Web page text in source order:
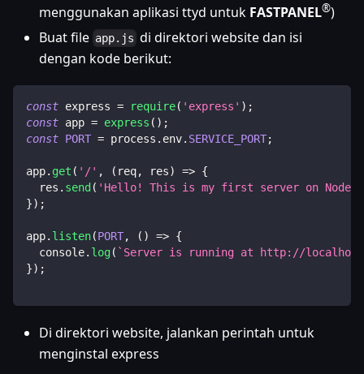
menggunakan aplikasi ttyd untuk FASTPANEL®)
Buat file app.js di direktori website dan isi
dengan kode berikut:
const express = require( 'express' ) ;
const app = express ( ) ;
const PORT = process . env. SERVICE_PORT;
app. get ( '/' , ( req, res) => {
  res
. send ( 'Hello! This is my first server on
}) ;
app. listen(PORT, ( ) => {
console. log( ` Server is running at http://
}) ;
Di direktori website, jalankan perintah untuk
menginstal express